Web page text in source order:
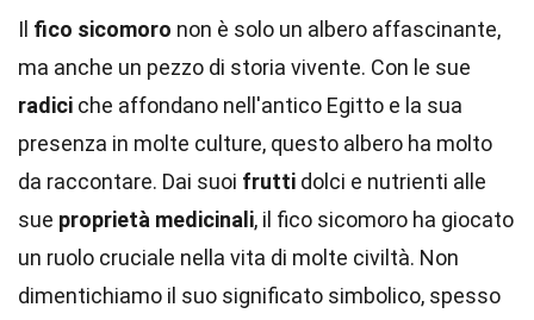
Il fico sicomoro non è solo un albero affascinante,
ma anche un pezzo di storia vivente. Con le sue
radici che affondano nell'antico Egitto e la sua
presenza in molte culture, questo albero ha molto
da raccontare. Dai suoi frutti dolci e nutrienti alle
sue proprietà medicinali, il fico sicomoro ha giocato
un ruolo cruciale nella vita di molte civiltà. Non
dimentichiamo il suo significato simbolico, spesso